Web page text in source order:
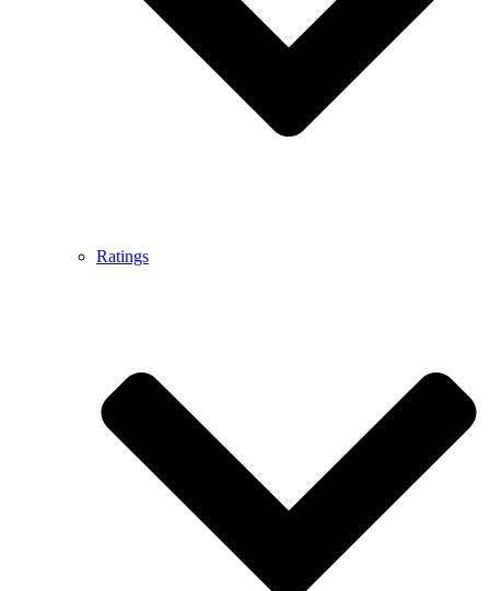
Ratings